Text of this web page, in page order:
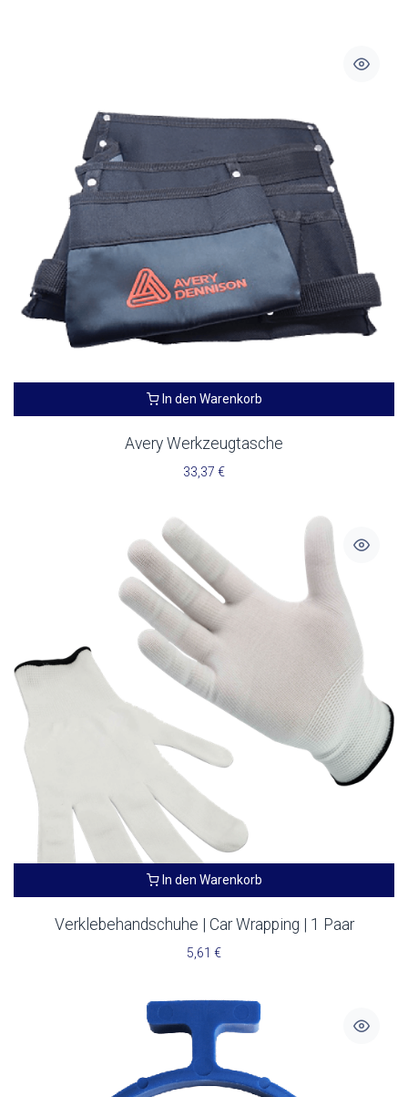
In den Warenkorb
Avery Werkzeugtasche
33,37 €
In den Warenkorb
Verklebehandschuhe | Car Wrapping | 1 Paar
5,61 €